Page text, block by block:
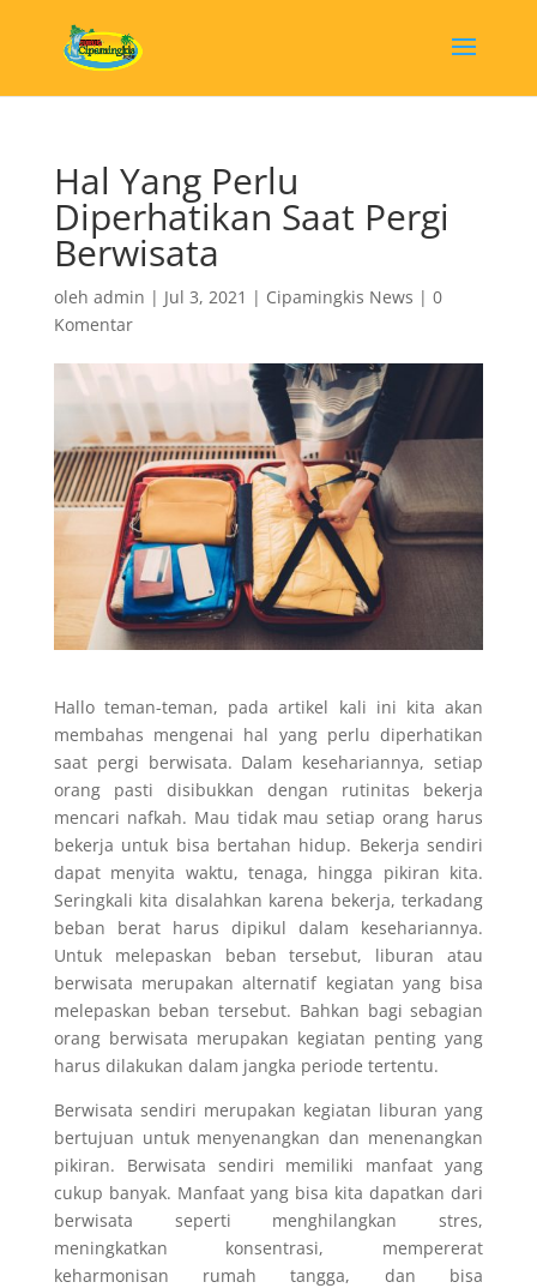
Hal Yang Perlu
Diperhatikan Saat Pergi
Berwisata
oleh admin | Jul 3, 2021 | Cipamingkis News | 0
Komentar
Hallo teman-teman, pada artikel kali ini kita akan
membahas mengenai hal yang perlu diperhatikan
saat pergi berwisata. Dalam kesehariannya, setiap
orang pasti disibukkan dengan rutinitas bekerja
mencari nafkah. Mau tidak mau setiap orang harus
bekerja untuk bisa bertahan hidup. Bekerja sendiri
dapat menyita waktu, tenaga, hingga pikiran kita.
Seringkali kita disalahkan karena bekerja, terkadang
beban berat harus dipikul dalam kesehariannya.
Untuk melepaskan beban tersebut, liburan atau
berwisata merupakan alternatif kegiatan yang bisa
melepaskan beban tersebut. Bahkan bagi sebagian
orang berwisata merupakan kegiatan penting yang
harus dilakukan dalam jangka periode tertentu.
Berwisata sendiri merupakan kegiatan liburan yang
bertujuan untuk menyenangkan dan menenangkan
pikiran. Berwisata sendiri memiliki manfaat yang
cukup banyak. Manfaat yang bisa kita dapatkan dari
berwisata seperti menghilangkan stres,
meningkatkan konsentrasi, mempererat
keharmonisan rumah tangga, dan bisa